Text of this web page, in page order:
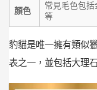
顏色
常見毛色包
等
豹貓是唯一擁有類似
表之一，並包括大理